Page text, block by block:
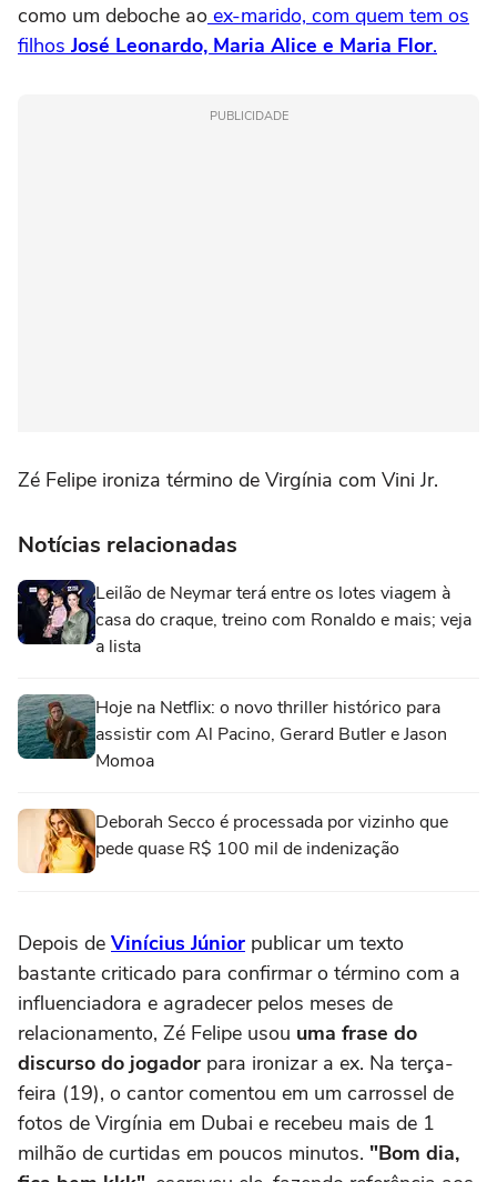
como um deboche ao ex-marido, com quem tem os
filhos José Leonardo, Maria Alice e Maria Flor.
PUBLICIDADE
Zé Felipe ironiza término de Virgínia com Vini Jr.
Notícias relacionadas
Leilão de Neymar terá entre os lotes viagem à
casa do craque, treino com Ronaldo e mais; veja
a lista
Hoje na Netflix: o novo thriller histórico para
assistir com Al Pacino, Gerard Butler e Jason
Momoa
Deborah Secco é processada por vizinho que
pede quase R$ 100 mil de indenização
Depois de Vinícius Júnior publicar um texto
bastante criticado para confirmar o término com a
influenciadora e agradecer pelos meses de
relacionamento, Zé Felipe usou uma frase do
discurso do jogador para ironizar a ex. Na terça-
feira (19), o cantor comentou em um carrossel de
fotos de Virgínia em Dubai e recebeu mais de 1
milhão de curtidas em poucos minutos. "Bom dia,